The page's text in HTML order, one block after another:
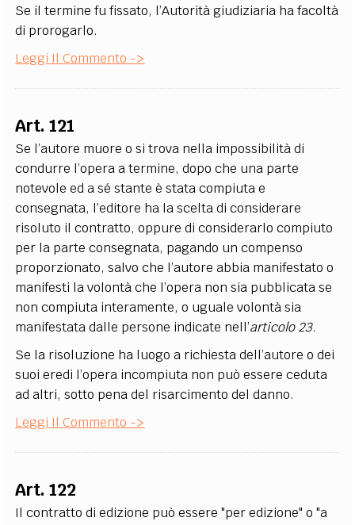
Se il termine fu fissato, l’Autorità giudiziaria ha facoltà
di prorogarlo.
Leggi Il Commento ->
Art. 121
Se l’autore muore o si trova nella impossibilità di
condurre l’opera a termine, dopo che una parte
notevole ed a sé stante è stata compiuta e
consegnata, l’editore ha la scelta di considerare
risoluto il contratto, oppure di considerarlo compiuto
per la parte consegnata, pagando un compenso
proporzionato, salvo che l’autore abbia manifestato o
manifesti la volontà che l’opera non sia pubblicata se
non compiuta interamente, o uguale volontà sia
manifestata dalle persone indicate nell’articolo 23.
Se la risoluzione ha luogo a richiesta dell’autore o dei
suoi eredi l’opera incompiuta non può essere ceduta
ad altri, sotto pena del risarcimento del danno.
Leggi Il Commento ->
Art. 122
Il contratto di edizione può essere "per edizione" o "a